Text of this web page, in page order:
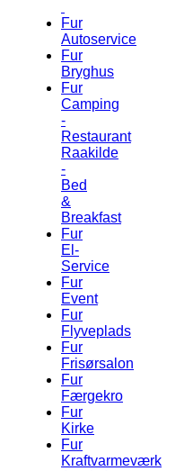
Fur
Autoservice
Fur
Bryghus
Fur
Camping
-
Restaurant
Raakilde
-
Bed
&
Breakfast
Fur
El-
Service
Fur
Event
Fur
Flyveplads
Fur
Frisørsalon
Fur
Færgekro
Fur
Kirke
Fur
Kraftvarmeværk